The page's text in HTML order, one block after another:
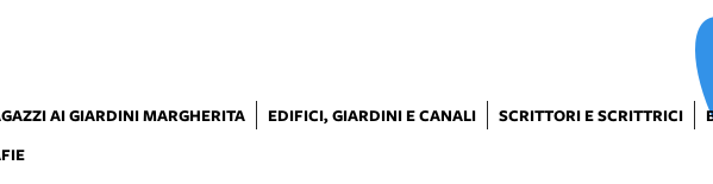
AI GIARDINI MARGHERITA EDIFICI, GIARDINI E CANALI SCRITTORI E SCRITTRICI